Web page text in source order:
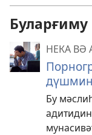
НЕКА ВӘ
Бу